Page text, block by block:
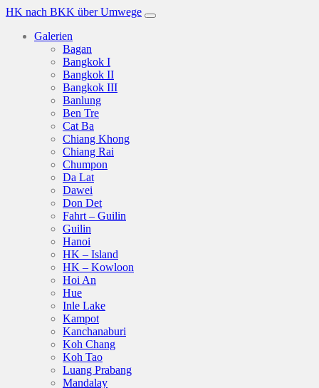
HK nach BKK über Umwege
Galerien
Bagan
Bangkok I
Bangkok II
Bangkok III
Banlung
Ben Tre
Cat Ba
Chiang Khong
Chiang Rai
Chumpon
Da Lat
Dawei
Don Det
Fahrt – Guilin
Guilin
Hanoi
HK – Island
HK – Kowloon
Hoi An
Hue
Inle Lake
Kampot
Kanchanaburi
Koh Chang
Koh Tao
Luang Prabang
Mandalay